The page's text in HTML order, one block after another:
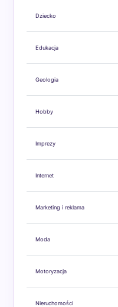
Dziecko
Edukacja
Geologia
Hobby
Imprezy
Internet
Marketing i reklama
Moda
Motoryzacja
Nieruchomości